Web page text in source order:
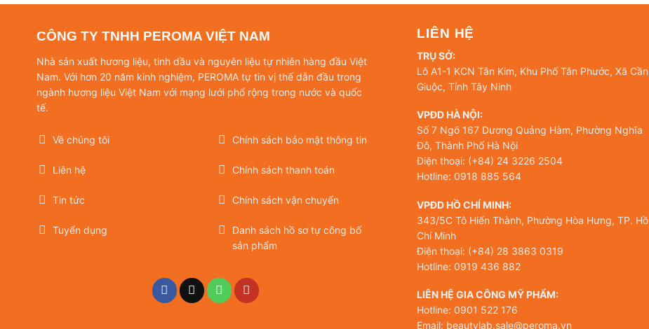
CÔNG TY TNHH PEROMA VIỆT NAM
Nhà sản xuất hương liệu, tinh dầu và nguyên liệu tự nhiên hàng đầu Việt
Nam. Với hơn 20 năm kinh nghiệm, PEROMA tự tin vị thế dẫn đầu trong
ngành hương liệu Việt Nam với mạng lưới phổ rộng trong nước và quốc
tế.
Về chúng tôi
Liên hệ
Tin tức
Tuyển dụng
Chính sách bảo mật thông tin
Chính sách thanh toán
Chính sách vận chuyển
Danh sách hồ sơ tự công bố
sản phẩm
LIÊN HỆ
TRỤ SỞ:
Lô A1-1 KCN Tân Kim, Khu Phố Tân Phước, Xã Cần
Giuộc, Tỉnh Tây Ninh
VPĐD HÀ NỘI:
Số 7 Ngõ 167 Dương Quảng Hàm, Phường Nghĩa
Đô, Thành Phố Hà Nội
Điện thoại: (+84) 24 3226 2504
Hotline: 0918 885 564
VPĐD HỒ CHÍ MINH:
343/5C Tô Hiến Thành, Phường Hòa Hưng, TP. Hồ
Chí Minh
Điện thoại: (+84) 28 3863 0319
Hotline: 0919 436 882
LIÊN HỆ GIA CÔNG MỸ PHẨM:
Hotline: 0901 522 176
Email: beautylab.sale@peroma.vn